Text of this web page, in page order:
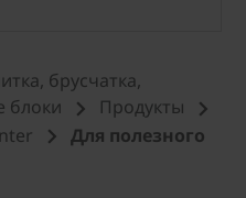
брусчатка,
блоки
Продукты
Для полезного